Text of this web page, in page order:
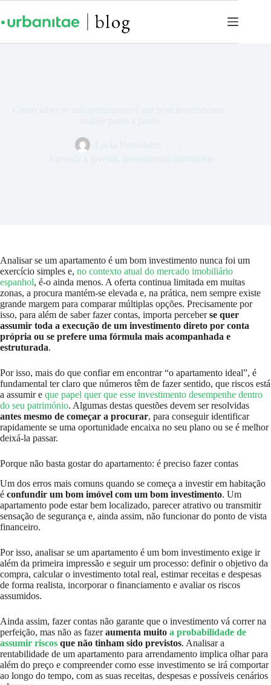
Analisar se um apartamento é um bom investimento nunca foi um
exercício simples e, no contexto atual do mercado imobiliário
espanhol, é-o ainda menos. A oferta continua limitada em muitas
zonas, a procura mantém-se elevada e, na prática, nem sempre existe
grande margem para comparar múltiplas opções. Precisamente por
isso, para além de saber fazer contas, importa perceberse quer
assumir toda a execução de um investimento direto por conta
própria ou se prefere uma fórmula mais acompanhada e
estruturada.
Por isso, mais do que confiar em encontrar “o apartamento ideal”, é
fundamental ter claro que números têm de fazer sentido, que riscos está
a assumir e que papel quer que esse investimento desempenhe dentro
do seu património. Algumas destas questões devem ser resolvidas
antes mesmo de começar a procurar, para conseguir identificar
rapidamente se uma oportunidade encaixa no seu plano ou se é melhor
deixá-la passar.
Porque não basta gostar do apartamento: é preciso fazer contas
Um dos erros mais comuns quando se começa a investir em habitação
é confundir um bom imóvel com um bom investimento. Um
apartamento pode estar bem localizado, parecer atrativo ou transmitir
sensação de segurança e, ainda assim, não funcionar do ponto de vista
financeiro.
Por isso, analisar se um apartamento é um bom investimento exige ir
além da primeira impressão e seguir um processo: definir o objetivo da
compra, calcular o investimento total real, estimar receitas e despesas
de forma realista, incorporar o financiamento e avaliar os riscos
assumidos.
Ainda assim, fazer contas não garante que o investimento vá correr na
perfeição, mas não as fazeraumenta muito a probabilidade de
assumir riscos que não tinham sido previstos. Analisar a
rentabilidade de um apartamento para arrendamento implica olhar para
além do preço e compreender como esse investimento se irá comportar
ao longo do tempo, com as suas receitas, despesas e possíveis cenários